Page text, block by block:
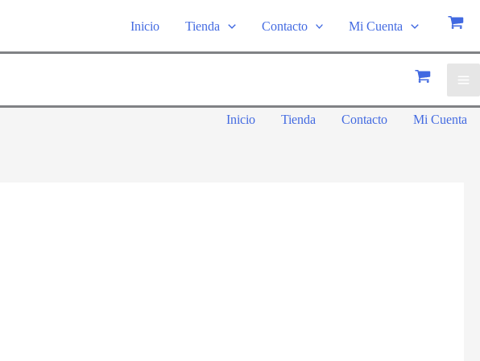
Inicio Tienda Contacto Mi Cuenta
Inicio Tienda Contacto Mi Cuenta